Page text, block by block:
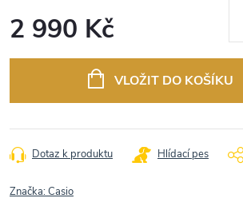
2 990 Kč
VLOŽIT DO KOŠÍKU
Dotaz k produktu Hlídací pes
Značka:Casio